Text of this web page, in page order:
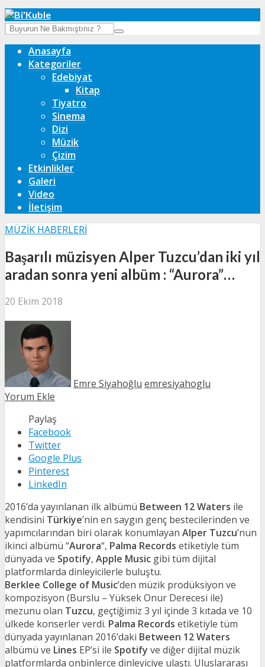
Anasayfa
Kategoriler
Edebiyat
Kitap
Tiyatro
Sinema
Dizi
Müzik
Çizim
Etkinlikler
Galeri
Video
İletişim
MÜZIK HABERLERI
Başarılı müzisyen Alper Tuzcu’dan iki yıl
aradan sonra yeni albüm : “Aurora”…
20 Ekim 2018
Emre Siyahoğlu emresiyahoglu
Yorum Ekle
Paylaş
Facebook
Twitter
Google Plus
Pinterest
LinkedIn
2016’da yayınlanan ilk albümü Between 12 Waters ile
kendisini Türkiye’nin en saygın genç bestecilerinden ve
yapımcılarından biri olarak konumlayan Alper Tuzcu’nun
ikinci albümü “Aurora“, Palma Records etiketiyle tüm
dünyada ve Spotify, Apple Music gibi tüm dijital
platformlarda dinleyicilerle buluştu.
Berklee College of Music’den müzik prodüksiyon ve
kompozisyon (Burslu – Yüksek Onur Derecesi ile)
mezunu olan Tuzcu, geçtiğimiz 3 yıl içinde 3 kıtada ve 10
ülkede konserler verdi. Palma Records etiketiyle tüm
dünyada yayınlanan 2016’daki Between 12 Waters
albümü ve Lines EP’si ile Spotify ve diğer dijital müzik
platformlarda onbinlerce dinleyiciye ulaştı. Uluslararası